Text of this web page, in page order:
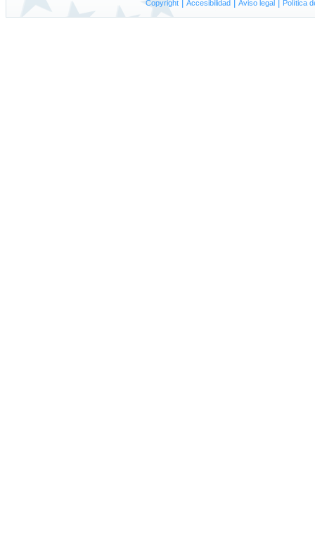
Copyright| Accesibilidad Aviso egal Política